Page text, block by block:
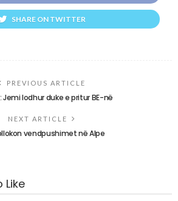
SHARE ON TWITTER
PREVIOUS ARTICLE
Jemi lodhur duke e pritur BE-në
NEXT ARTICLE
vendpushimet në Alpe
Like